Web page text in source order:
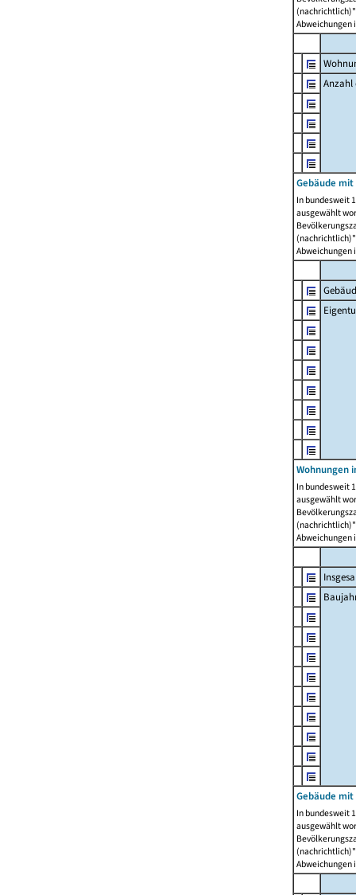
Abweichungen
Anzahl
Gebäude
In bundesweit
ausgewählt
Abweichungen
Wohnungen
In bundesweit
ausgewählt
Abweichungen
Gebäude mit
In bundesweit
ausgewählt
Abweichungen